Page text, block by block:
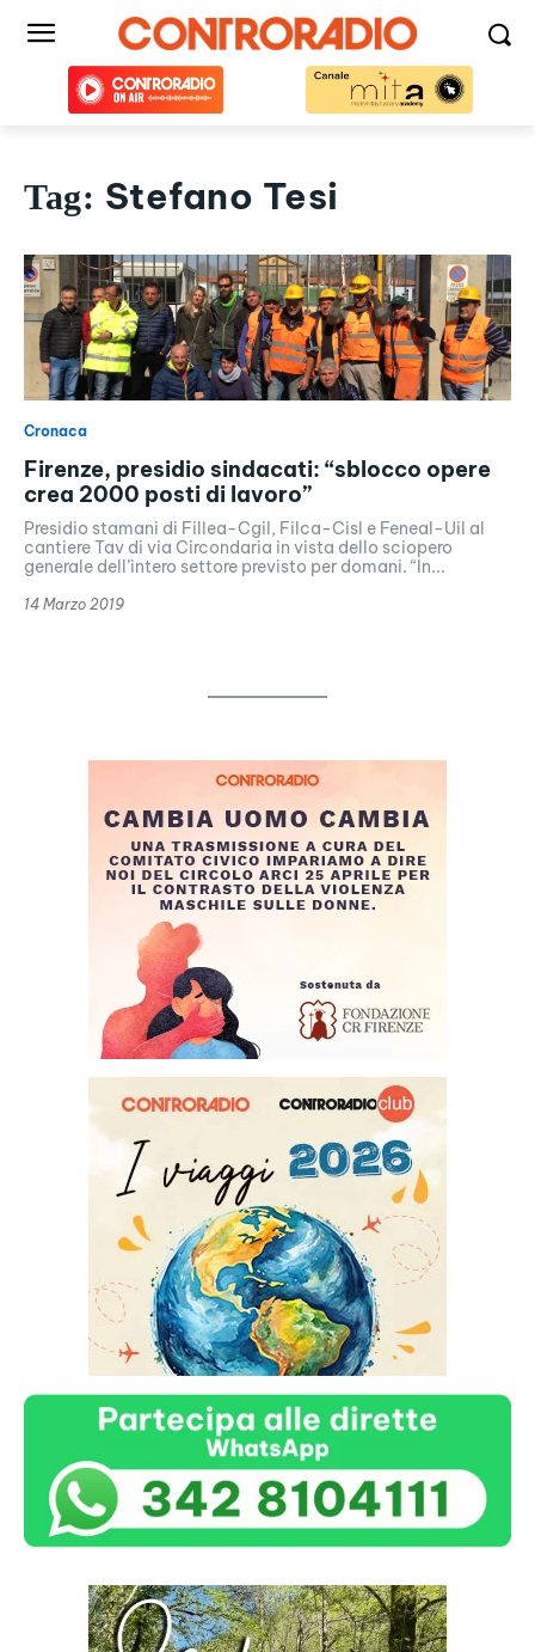
Tag: Stefano Tesi
Cronaca
Firenze, presidio sindacati: “sblocco opere
crea 2000 posti di lavoro”
Presidio stamani di Fillea-Cgil, Filca-Cisl e Feneal-Uil al
cantiere Tav di via Circondaria in vista dello sciopero
generale dell’intero settore previsto per domani. “In...
14 Marzo 2019